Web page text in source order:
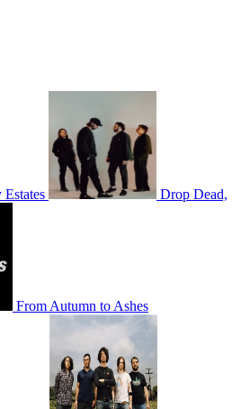
Estates Drop Dead,
From Autumn to Ashes